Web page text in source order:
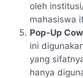
oleh
mahasiswa
Pop-Up
ini
yang
hanya